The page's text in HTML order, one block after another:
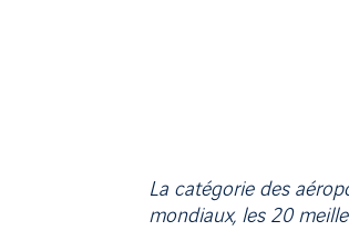
La catégorie des
mondiaux, les 20